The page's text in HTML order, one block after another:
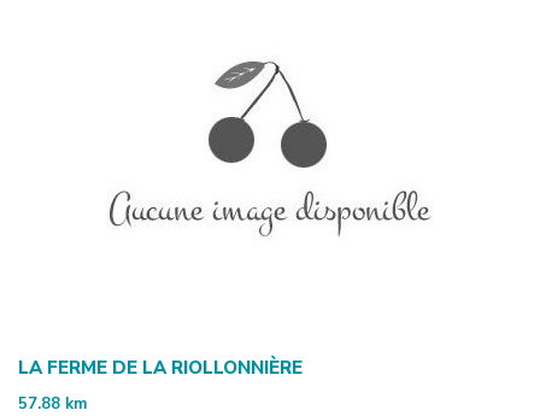
LA FERME DE LA RIOLLONNIÈRE
57.88 km